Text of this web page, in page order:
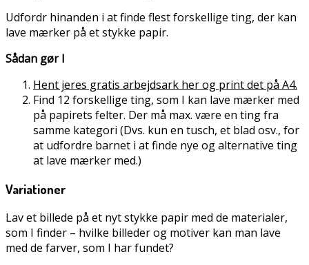
Udfordr hinanden i at finde flest forskellige ting, der kan
lave mærker på et stykke papir.
Sådan gør I
Hent jeres gratis arbejdsark her og print det på A4.
Find 12 forskellige ting, som I kan lave mærker med
på papirets felter. Der må max. være en ting fra
samme kategori (Dvs. kun en tusch, et blad osv., for
at udfordre barnet i at finde nye og alternative ting
at lave mærker med.)
Variationer
Lav et billede på et nyt stykke papir med de materialer,
som I finder – hvilke billeder og motiver kan man lave
med de farver, som I har fundet?